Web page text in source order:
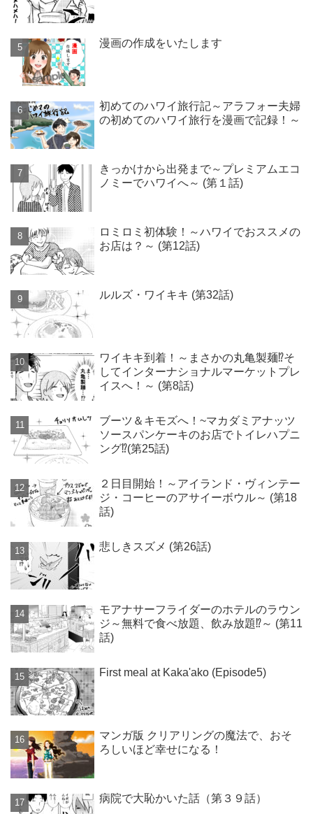
漫画の作成をいたします
初めてのハワイ旅行記～アラフォー夫婦
の初めてのハワイ旅行を漫画で記録！～
きっかけから出発まで～プレミアムエコ
ノミーでハワイへ～ (第１話)
ロミロミ初体験！～ハワイでおススメの
お店は？～ (第12話)
ルルズ・ワイキキ (第32話)
ワイキキ到着！～まさかの丸亀製麺⁉そ
してインターナショナルマーケットプレ
イスへ！～ (第8話)
ブーツ＆キモズへ！~マカダミアナッツ
ソースパンケーキのお店でトイレハプニ
ング⁉(第25話)
２日目開始！～アイランド・ヴィンテー
ジ・コーヒーのアサイーボウル～ (第18
話)
悲しきスズメ (第26話)
モアナサーフライダーのホテルのラウン
ジ～無料で食べ放題、飲み放題⁉～ (第11
話)
First meal at Kaka'ako (Episode5)
マンガ版 クリアリングの魔法で、おそ
ろしいほど幸せになる！
病院で大恥かいた話（第３９話）